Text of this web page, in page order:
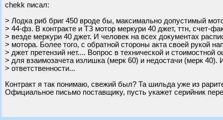
chekk писал:
> Лодка риб бриг 450 вроде бы, максимально допустимый
> 44-фз. В контракте и ТЗ мотор меркури 40 джет, ттн, счет-
> везде меркури 40 джет. И человек на всех документах
> мотора. Более того, с обратной стороны акта своей рукой
> джет претензий нет.... Вопрос в технической и стоимостной
> для взаимозачета излишка (мерк 60) и недостачи (мерк 40).
> ответственности...
Контракт я так понимаю, свежий был? Та шильда уже из
Официальное письмо поставщику, пусть укажет серийник